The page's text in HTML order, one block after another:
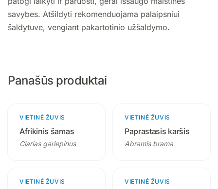
savybes. Atšildyti rekomenduojama palaipsniui
šaldytuve, vengiant pakartotinio užšaldymo.
Panašūs produktai
3 produktai
VIETINĖ ŽUVIS
Afrikinis šamas
Clarias gariepinus
4 produktai
VIETINĖ ŽUVIS
Paprastasis karšis
Abramis brama
2 produktai
VIETINĖ ŽUVIS 3 produktai
VIETINĖ ŽUVIS